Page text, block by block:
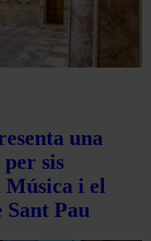
una
sis
Música i el
Pau